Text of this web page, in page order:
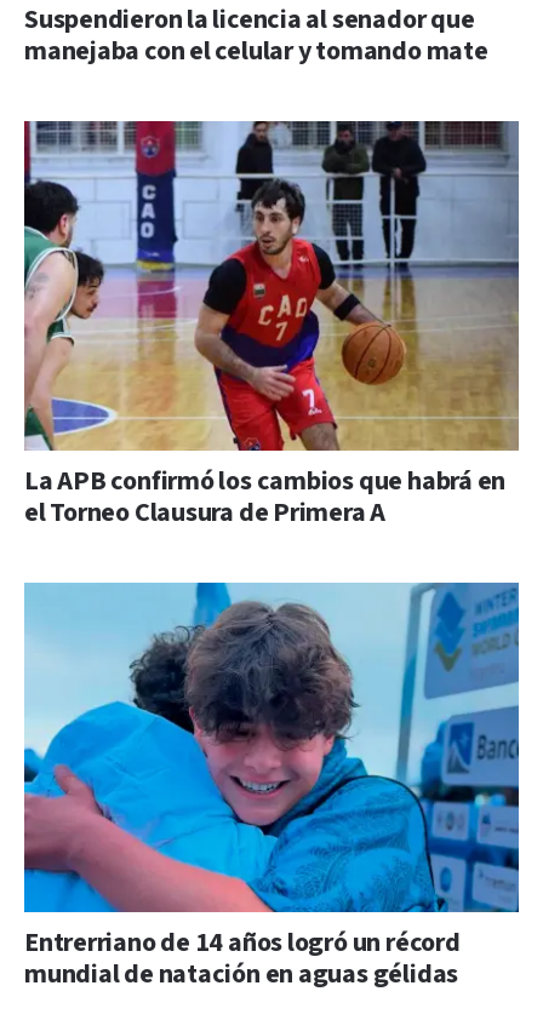
Suspendieron la licencia al senador que
manejaba con el celular y tomando mate
La APB confirmó los cambios que habrá en
el Torneo Clausura de Primera A
Entrerriano de 14 años logró un récord
mundial de natación en aguas gélidas